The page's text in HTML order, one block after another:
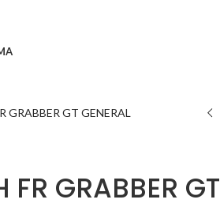
GRABBER GT GENERAL
GRABBER GT